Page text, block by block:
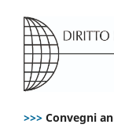
>>> Convegni